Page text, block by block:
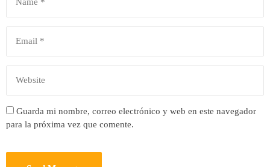
Guarda mi nombre, correo electrónico y web en este navegador
para la próxima vez que comente.